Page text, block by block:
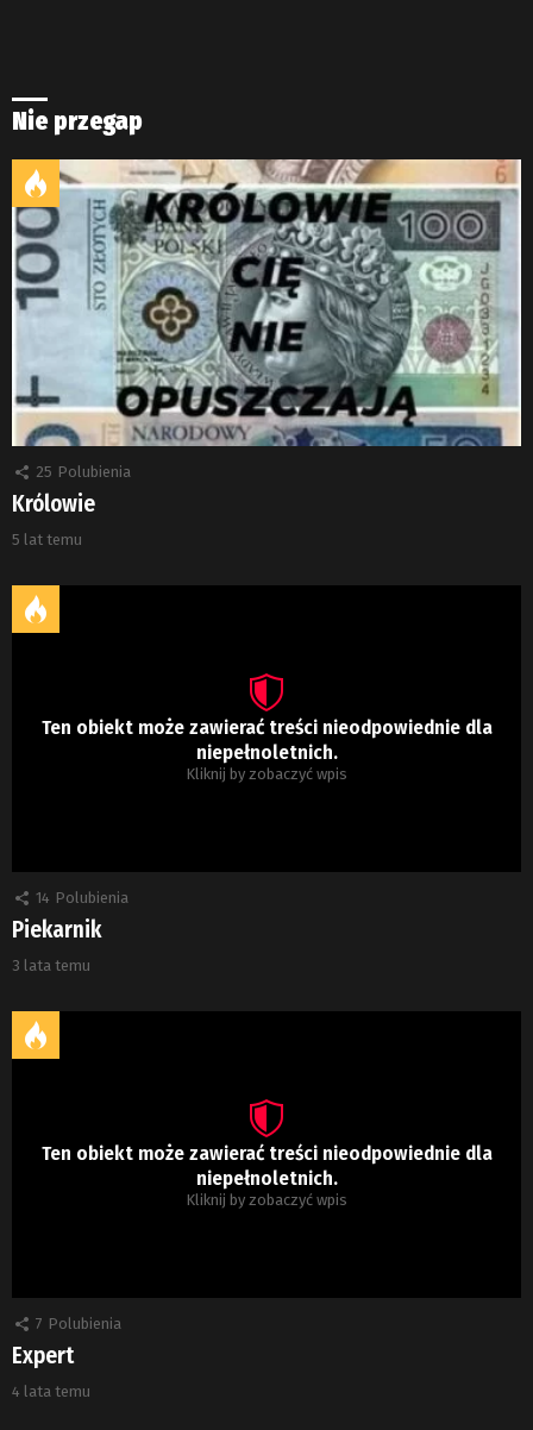
Nie przegap
25 Polubienia
Królowie
5 lat temu
Ten obiekt może zawierać treści nieodpowiednie dla
niepełnoletnich.
Kliknij by zobaczyć wpis
14 Polubienia
Piekarnik
3 lata temu
Ten obiekt może zawierać treści nieodpowiednie dla
niepełnoletnich.
Kliknij by zobaczyć wpis
7 Polubienia
Expert
4 lata temu